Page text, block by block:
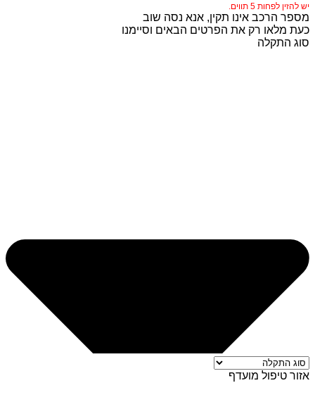
יש להזין לפחות 5 תווים.
מספר הרכב אינו תקין, אנא נסה שוב
כעת מלאו רק את הפרטים הבאים וסיימנו
סוג התקלה
אזור טיפול מועדף